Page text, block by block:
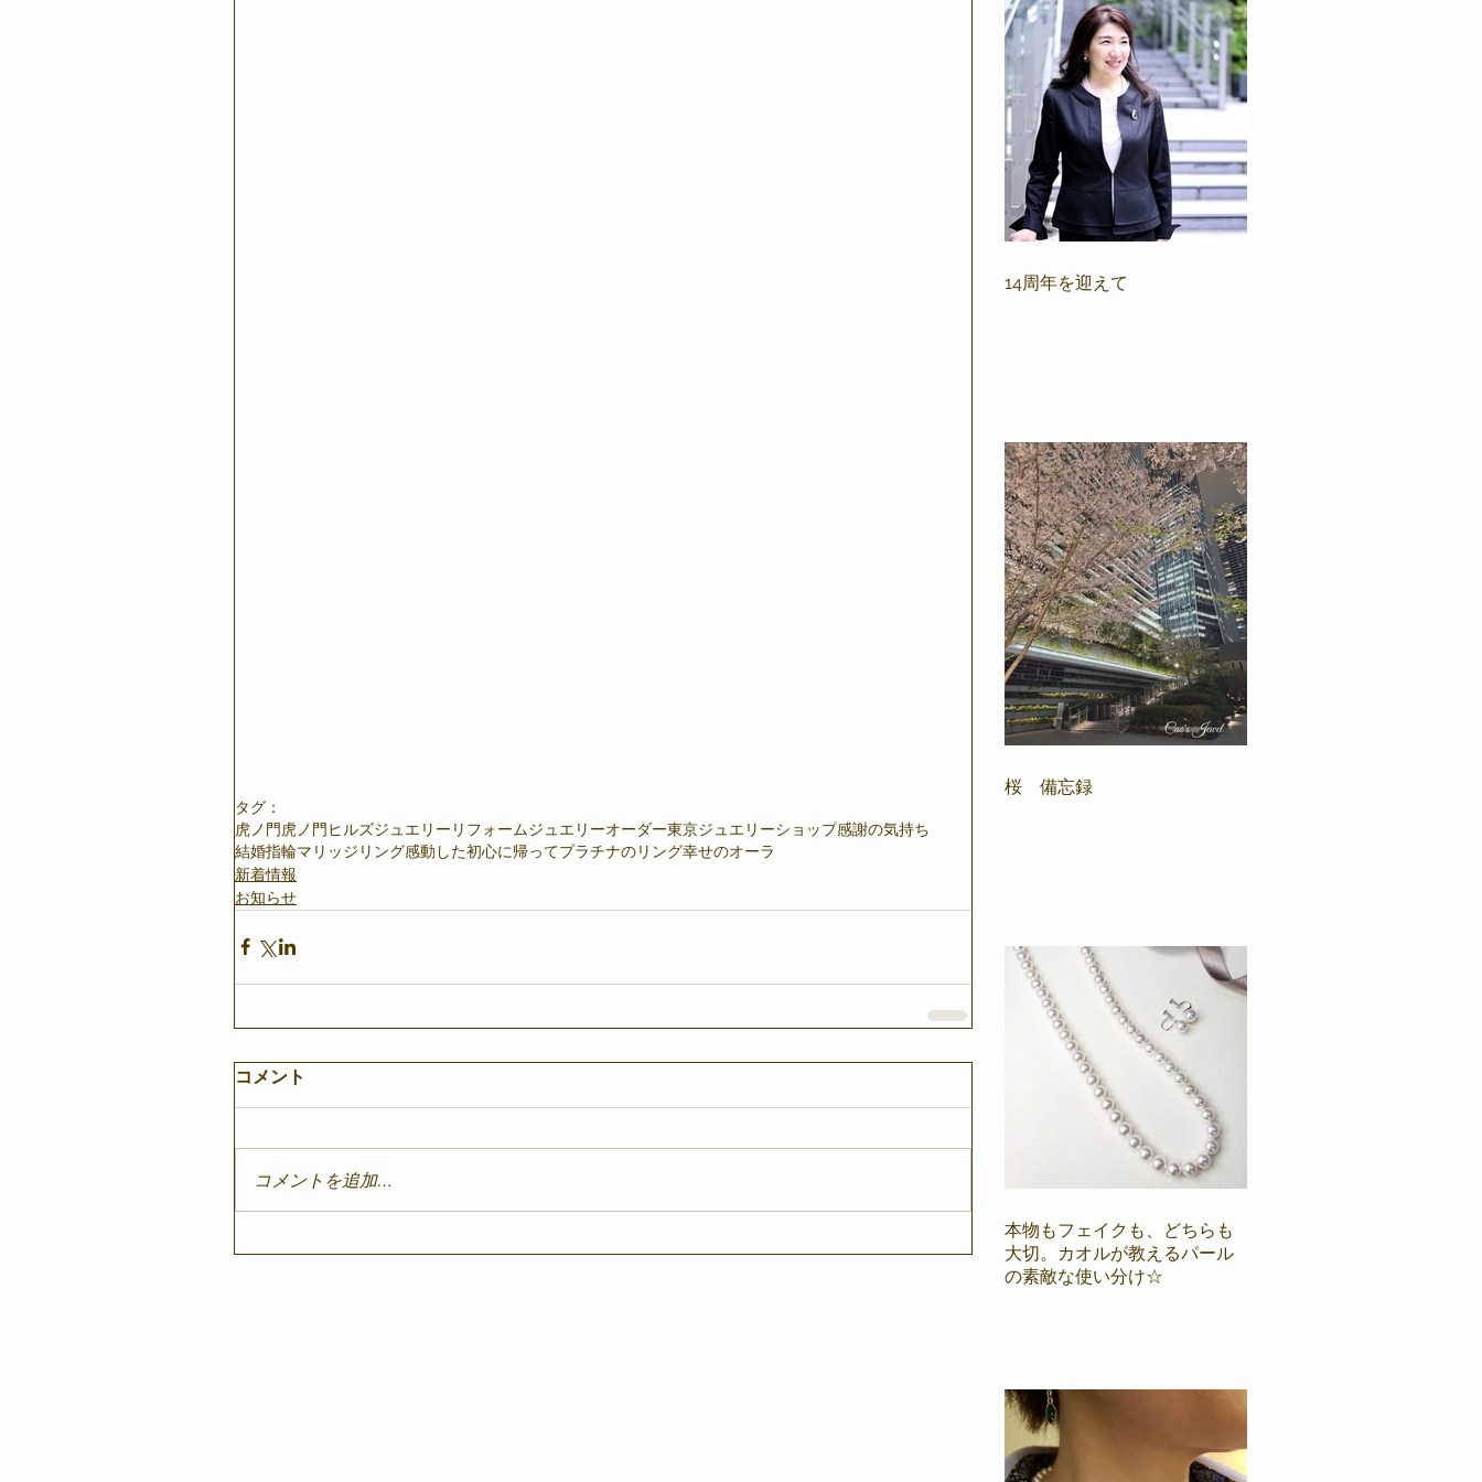
タグ：
虎ノ門虎ノ門ヒルズジュエリーリフォームジュエリーオーダー東京ジュエリーショップ感謝の気持ち
結婚指輪マリッジリング感動した初心に帰ってプラチナのリング幸せのオーラ
新着情報
お知らせ
コメント
コメントを追加…
14周年を迎えて
桜 備忘録
本物もフェイクも、どちらも
大切。カオルが教えるパール
の素敵な使い分け☆